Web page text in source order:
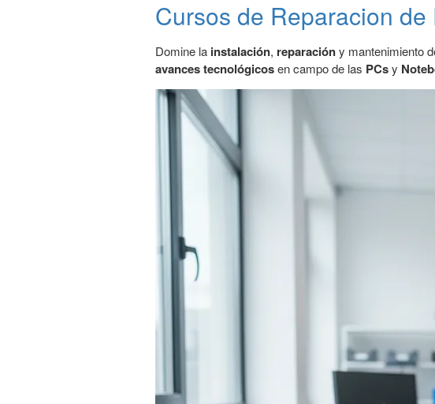
Cursos de Reparacion de
Domine la instalación, reparacióny mantenimiento
avances tecnológicosen campo de las PCsy